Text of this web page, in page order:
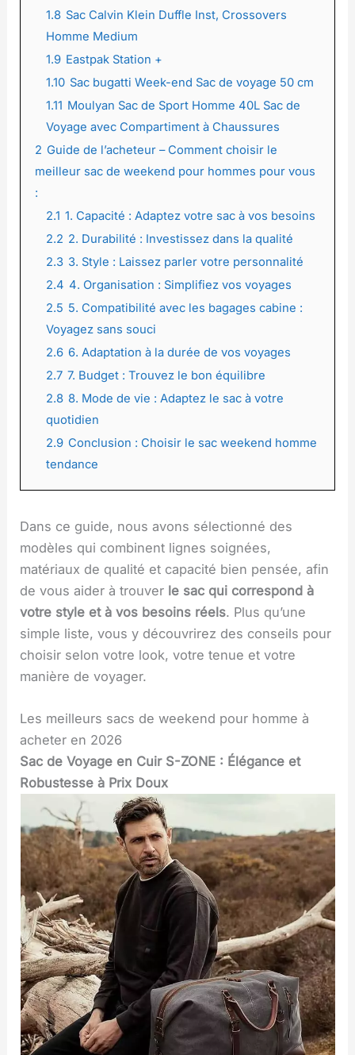
1.8 Sac Calvin Klein Duffle Inst, Crossovers
Homme Medium
1.9 Eastpak Station +
1.10 Sac bugatti Week-end Sac de voyage 50 cm
1.11 Moulyan Sac de Sport Homme 40L Sac de
Voyage avec Compartiment à Chaussures
2 Guide de l’acheteur – Comment choisir le
meilleur sac de weekend pour hommes pour vous
:
2.1 1. Capacité : Adaptez votre sac à vos besoins
2.2 2. Durabilité : Investissez dans la qualité
2.3 3. Style : Laissez parler votre personnalité
2.4 4. Organisation : Simplifiez vos voyages
2.5 5. Compatibilité avec les bagages cabine :
Voyagez sans souci
2.6 6. Adaptation à la durée de vos voyages
2.7 7. Budget : Trouvez le bon équilibre
2.8 8. Mode de vie : Adaptez le sac à votre
quotidien
2.9 Conclusion : Choisir le sac weekend homme
tendance
Dans ce guide, nous avons sélectionné des
modèles qui combinent lignes soignées,
matériaux de qualité et capacité bien pensée, afin
de vous aider à trouver le sac qui correspond à
votre style et à vos besoins réels. Plus qu’une
simple liste, vous y découvrirez des conseils pour
choisir selon votre look, votre tenue et votre
manière de voyager.
Les meilleurs sacs de weekend pour homme à
acheter en 2026
Sac de Voyage en Cuir S-ZONE : Élégance et
Robustesse à Prix Doux